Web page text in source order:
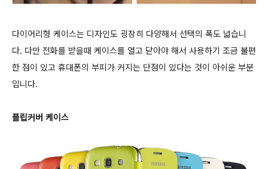
다이어리형 케이스는 디자인도 굉장히 다양해서 선택의 폭도 넓습니
다. 다만 전화를 받을때 케이스를 열고 닫아야 해서 사용하기 조금 불편
한 점이 있고 휴대폰의 부피가 커지는 단점이 있다는 것이 아쉬운 부분
입니다.
플립커버 케이스